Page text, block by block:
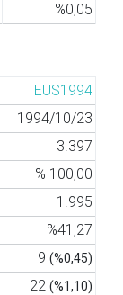
%0,05
EUS1994
1994/10/23
3.397
% 100,00
1.995
%41,27
9 (%0,45)
22 (%1,10)